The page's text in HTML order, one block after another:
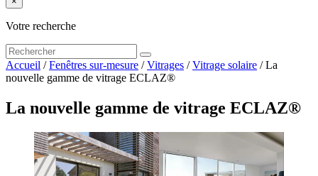
Votre recherche
Accueil /Fenêtres sur-mesure /Vitrages /Vitrage solaire /La
nouvelle gamme de vitrage ECLAZ®
La nouvelle gamme de vitrage ECLAZ®